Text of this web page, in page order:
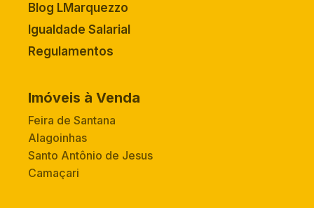
Blog LMarquezzo
Igualdade Salarial
Regulamentos
Imóveis à Venda
Feira de Santana
Alagoinhas
Santo Antônio de Jesus
Camaçari